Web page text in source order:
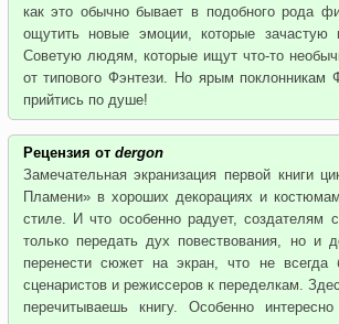
как это обычно бывает в подобного рода
ощутить новые эмоции, которые зачастую
Советую людям, которые ищут что-то
от типового Фэнтези. Но ярым поклонникам
прийтись по душе!
Рецензия от dergon
Замечательная экранизация первой книги
Пламени» в хороших декорациях и
стиле. И что особенно радует, создателям
только передать дух повествования, но и
перенести сюжет на экран, что не
сценаристов и режиссеров к переделкам.
перечитываешь книгу. Особенно